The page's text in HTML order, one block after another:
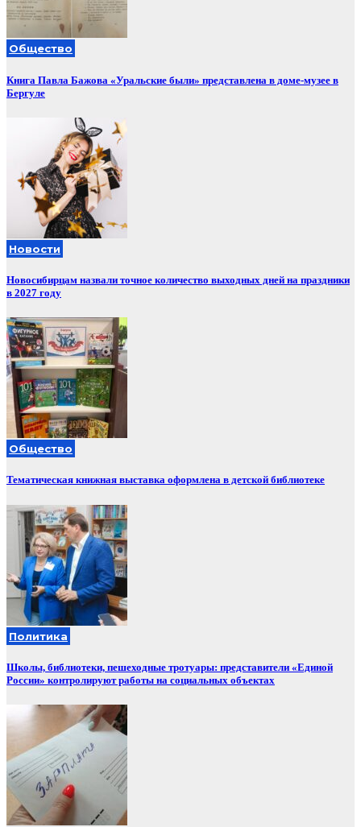
Общество
Книга Павла Бажова «Уральские были» представлена в доме-музее в
Бергуле
Новости
Новосибирцам назвали точное количество выходных дней на праздники
в 2027 году
Общество
Тематическая книжная выставка оформлена в детской библиотеке
Политика
Школы, библиотеки, пешеходные тротуары: представители «Единой
России» контролируют работы на социальных объектах